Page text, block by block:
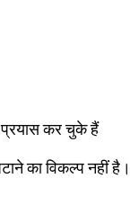
कर चुके हैं
का विकल्प